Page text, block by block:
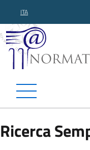
ITA
Ricerca